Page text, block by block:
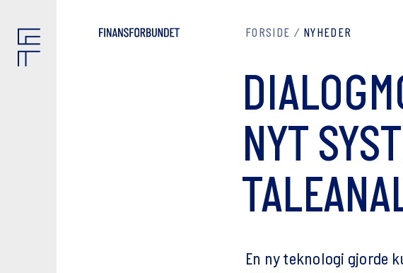
FORSIDE NYHEDER
NYT
En ny teknologi gjorde